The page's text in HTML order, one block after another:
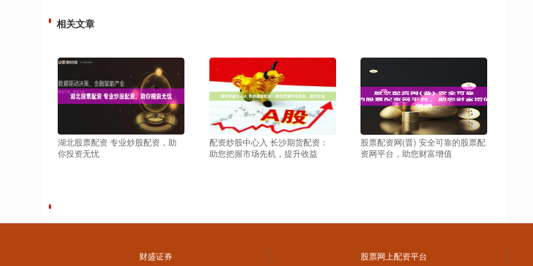
相关文章
湖北股票配资 专业炒股配资，助
你投资无忧
配资炒股中心入 长沙期货配资：
助您把握市场先机，提升收益
股票配资网(晋) 安全可靠的股票配
资网平台，助您财富增值
财盛证券 股票网上配资平台